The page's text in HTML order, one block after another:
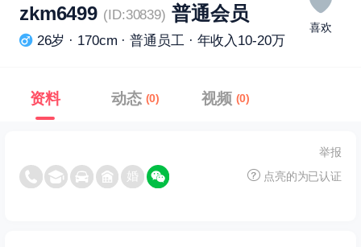
zkm6499 (ID:30839) 普通会员
26岁 · 170cm · 普通员工 · 年收入10-20万
喜欢
资料 动态 (0) 视频 (0)
举报
点亮的为已认证